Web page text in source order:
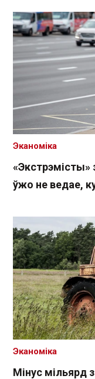
ўжо не ведае,
Эканоміка
Мінус мільярд
Эканоміка